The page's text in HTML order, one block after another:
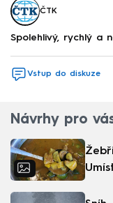
ČTK
Spolehlivý, rychlý a
Vstup do diskuze
Návrhy pro